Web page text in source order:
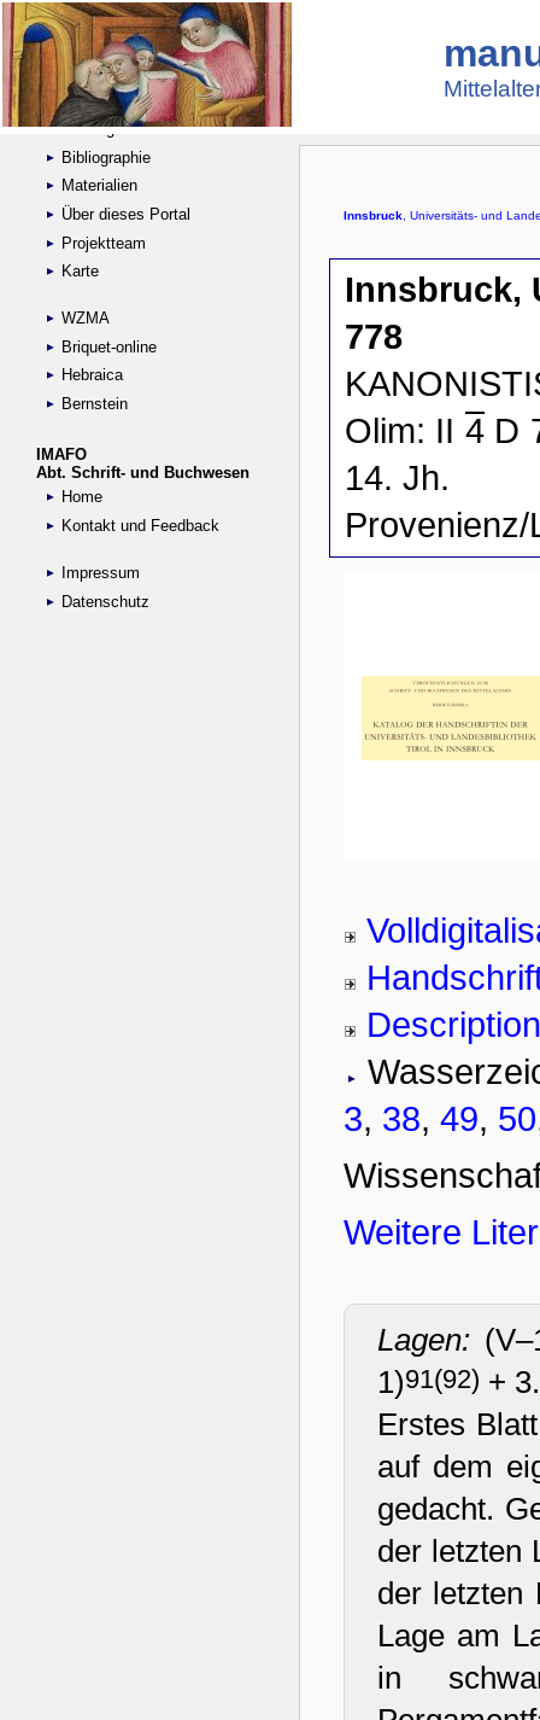
Suche
Handschriftensammlungen
Digitalisierte Handschriften
Kataloge
Bibliographie
Materialien
Über dieses Portal
Projektteam
Karte
WZMA
Briquet-online
Hebraica
Bernstein
IMAFO
Abt. Schrift- und Buchwesen
Home
Kontakt und Feedback
Impressum
Datenschutz